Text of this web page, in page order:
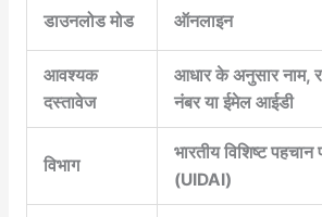
डाउनलोड मोड ऑनलाइन
आवश्यक
दस्तावेज
आधार के अनुसार नाम,
नंबर या ईमेल आईडी
विभाग
भारतीय विशिष्ट पहचान
(UIDAI)